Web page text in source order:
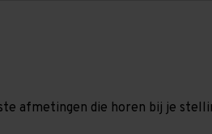
afmetingen die horen bij je